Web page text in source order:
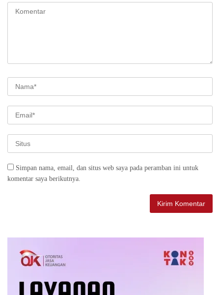
Simpan nama, email, dan situs web saya pada peramban ini untuk
komentar saya berikutnya.